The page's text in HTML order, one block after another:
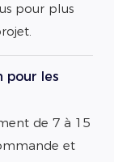
pour plus
pour les
de 7 à 15
et